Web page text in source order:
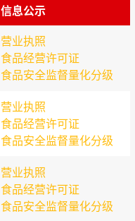
信息公示
营业执照
食品经营许可证
食品安全监督量化分级
营业执照
食品经营许可证
食品安全监督量化分级
营业执照
食品经营许可证
食品安全监督量化分级